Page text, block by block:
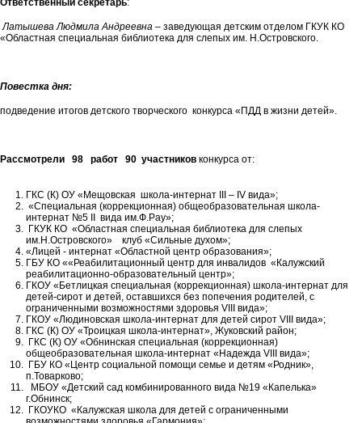
Ответственный секретарь:
Латышева Людмила Андреевна ­­– заведующая детским отделом ГКУК КО
«Областная специальная библиотека для слепых им. Н.Островского.
Повестка дня:
подведение итогов детского творческого конкурса «ПДД в жизни детей».
Рассмотрели 98 работ 90 участников конкурса от:
ГКС (К) ОУ «Мещовская школа-интернат III – IV вида»;
«Специальная (коррекционная) общеобразовательная школа-
интернат №5 II вида им.Ф.Рау»;
ГКУК КО «Областная специальная библиотека для слепых
им.Н.Островского» клуб «Сильные духом»;
«Лицей - интернат «Областной центр образования»;
ГБУ КО ««Реабилитационный центр для инвалидов «Калужский
реабилитационно-образовательный центр»;
ГКОУ «Бетлицкая специальная (коррекционная) школа-интернат для
детей-сирот и детей, оставшихся без попечения родителей, с
ограниченными возможностями здоровья VIII вида»;
ГКОУ «Людиновская школа-интернат для детей сирот VIII вида»;
ГКС (К) ОУ «Троицкая школа-интернат», Жуковский район;
ГКС (К) ОУ «Обнинская специальная (коррекционная)
общеобразовательная школа-интернат «Надежда VIII вида»;
ГБУ КО «Центр социальной помощи семье и детям «Родник»,
п.Товарково;
МБОУ «Детский сад комбинированного вида №19 «Капелька»
г.Обнинск;
ГКОУКО «Калужская школа для детей с ограниченными